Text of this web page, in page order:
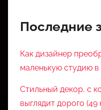
Последние
Как дизайнер
маленькую студию
Стильный декор, с
выглядит дорого (49